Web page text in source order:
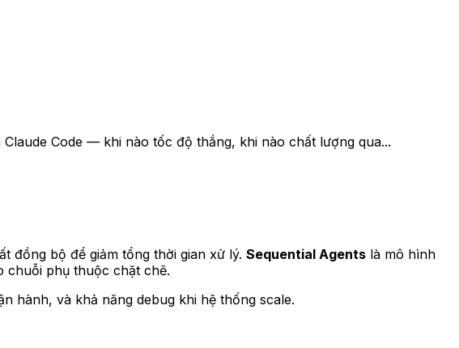
Code — khi nào tốc độ thắng, khi nào chất lượng qua...
đồng bộ để giảm tổng thời gian xử lý. Sequential Agents là mô hình
chuỗi phụ thuộc chặt chẽ.
hành, và khả năng debug khi hệ thống scale.